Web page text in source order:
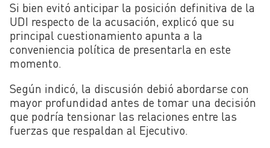
Si bien evitó anticipar la posición definitiva de la
UDI respecto de la acusación, explicó que su
principal cuestionamiento apunta a la
conveniencia política de presentarla en este
momento.
Según indicó, la discusión debió abordarse con
mayor profundidad antes de tomar una decisión
que podría tensionar las relaciones entre las
fuerzas que respaldan al Ejecutivo.